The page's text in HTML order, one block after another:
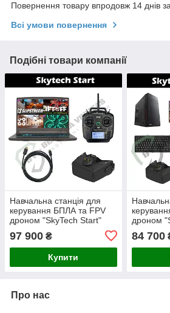
Повернення товару впродовж 14 днів
Всі умови повернення
Подібні товари компанії
Навчальна станція для
керування БПЛА та FPV
дроном "SkyTech Start"
97 900 ₴
Купити
дроном
84 700
Про нас